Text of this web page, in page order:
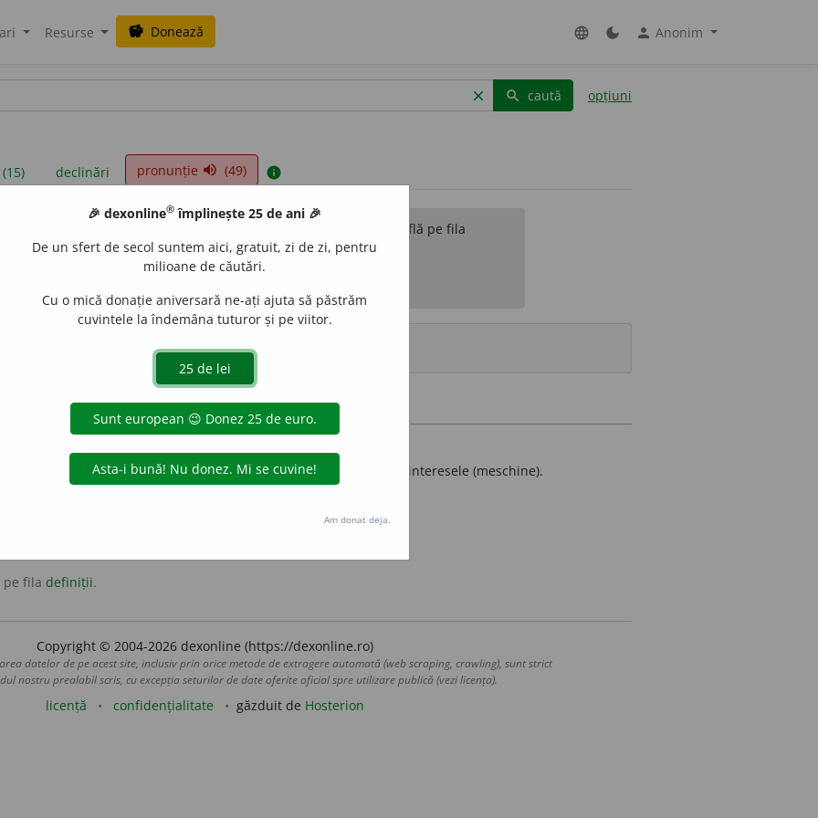
Resurse savings Donează language dark_mode person Anonim
clear search caută opțiuni
declinări pronunție volume_up (49) info
sunt compilate de echipa dexonline. Definițiile originale se află pe fila
reordona filele pe pagina depreferințe.
surse
suspecte.
între ele prin preocupări comune și care își apără cu orice preț interesele (meschine).
pe fila definiții.
Copyright © 2004-2026 dexonline (https://dexonline.ro)
datelor de pe acest site, inclusiv prin orice metode de extragere automată (web scraping, crawling), sunt strict
nostru prealabil scris, cu excepția seturilor de date oferite oficial spre utilizare publică (vezi licența).
licență confidențialitate găzduit de Hosterion
🎉 dexonline® împlinește 25 de ani 🎉
De un sfert de secol suntem aici, gratuit, zi de zi, pentru
milioane de căutări.
Cu o mică donație aniversară ne-ați ajuta să păstrăm
cuvintele la îndemâna tuturor și pe viitor.
Am donat deja.